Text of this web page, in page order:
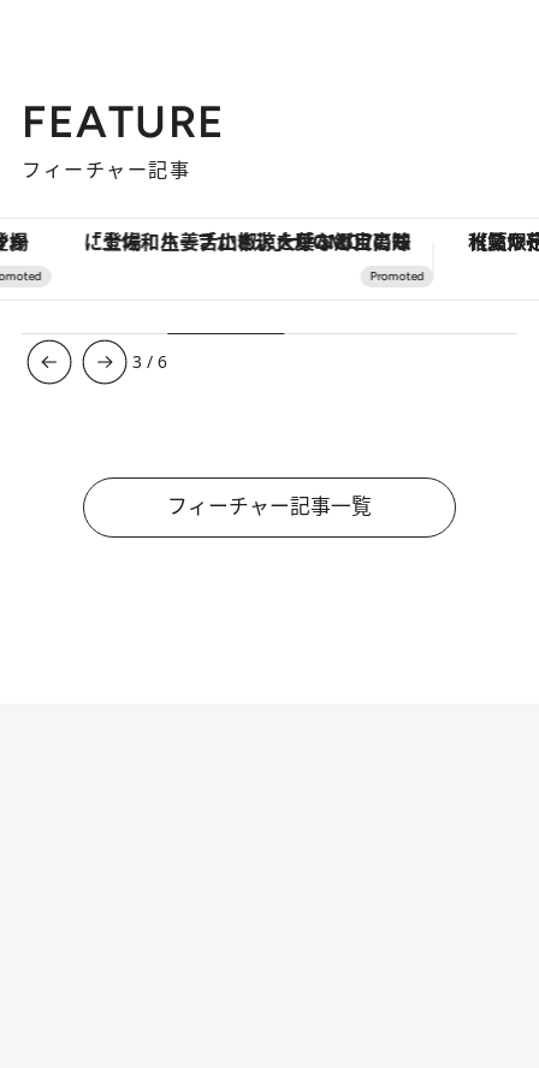
FEATURE
フィーチャー記事
「土佐和ハーブかき氷」がOMO7高知に登場！生姜、山椒、大葉など目にも舌にも涼を呼ぶ郷土の味 【夏限定ディナーコース】旬
3 /6
フィーチャー記事一覧